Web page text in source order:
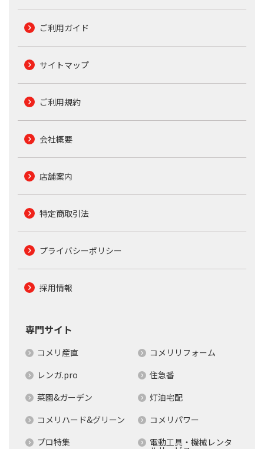
ご利用ガイド
サイトマップ
ご利用規約
会社概要
店舗案内
特定商取引法
プライバシーポリシー
採用情報
専門サイト
コメリ産直
コメリリフォーム
レンガ.pro
住急番
菜園&ガーデン
灯油宅配
コメリハード&グリーン
コメリパワー
プロ特集
電動工具・機械レンタ